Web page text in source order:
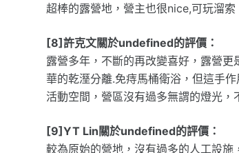
超棒的露營地，營主也很nice,可玩溜索
[8]許克文關於undefined的評價：
露營多年，不斷的再改變喜好，露營
華的乾溼分離.免痔馬桶衛浴，但這手
活動空間，營區沒有過多無謂的燈光
[9]YT Lin關於undefined的評價：
較為原始的營地，沒有過多的人工設